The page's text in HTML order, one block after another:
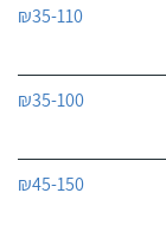
₪35-110
₪35-100
₪45-150